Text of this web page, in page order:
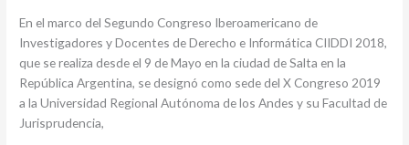
En el marco del Segundo Congreso Iberoamericano de
Investigadores y Docentes de Derecho e Informática CIIDDI 2018,
que se realiza desde el 9 de Mayo en la ciudad de Salta en la
República Argentina, se designó como sede del X Congreso 2019
a la Universidad Regional Autónoma de los Andes y su Facultad de
Jurisprudencia,
DE
DERECHO
INFORMÁTICO
2019